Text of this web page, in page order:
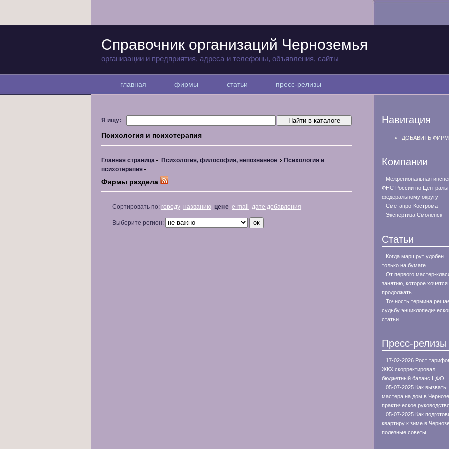
Справочник организаций Черноземья
организации и предприятия, адреса и телефоны, объявления, сайты
главная фирмы статьи пресс-релизы
Я ищу:
Психология и психотерапия
Главная страница Психология, философия, непознанное
Психология и
психотерапия
Фирмы раздела
Сортировать по: городу названию цене e-mail дате добавления
Выберите регион:
Навигация
ДОБАВИТЬ
Компании
Межрегиональная
ФНС России по
федеральному округу
Сметапро-Кострома
Экспертиза Смоленск
Статьи
Когда маршрут удобен
только на бумаге
От первого мастер-
занятию, которое хочется
продолжать
Точность термина
судьбу
статьи
Пресс-релизы
17-02-2026 Рост
ЖКХ скорректировал
бюджетный баланс ЦФО
05-07-2025 Как вызвать
мастера на дом в
практическое
05-07-2025 Как
квартиру к зиме в
полезные советы